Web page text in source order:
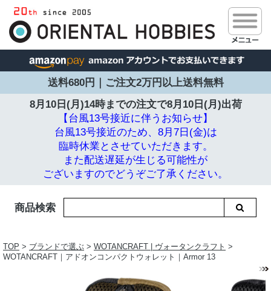
送料680円｜ご注文2万円以上送料無料
8月10日(月)14時までの注文で8月10日(月)出荷
【台風13号接近に伴うお知らせ】
台風13号接近のため、8月7日(金)は
臨時休業とさせていただきます。
また配送遅延が生じる可能性が
ございますのでどうぞご了承ください。
商品検索
TOP > ブランドで選ぶ > WOTANCRAFT | ヴォータンクラフト >
WOTANCRAFT｜アドオンコンパクトウォレット｜Armor 13